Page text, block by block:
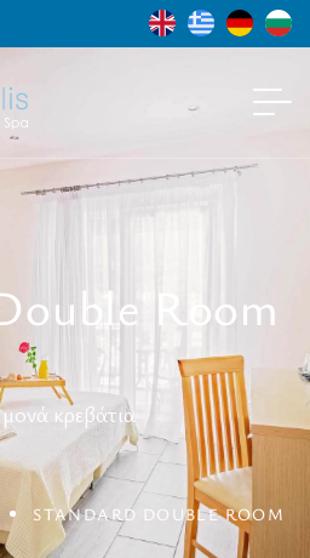
Room
κρεβάτια
STANDARD DOUBLE ROOM